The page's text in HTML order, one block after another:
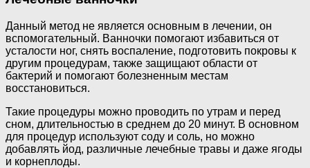
Данный метод не является основным в лечении, он
вспомогательный. Ванночки помогают избавиться от
усталости ног, снять воспаление, подготовить покровы к
другим процедурам, также защищают области от
бактерий и помогают болезненным местам
восстановиться.
Такие процедуры можно проводить по утрам и перед
сном, длительностью в среднем до 20 минут. В основном
для процедур используют соду и соль, но можно
добавлять йод, различные лечебные травы и даже ягоды
и корнеплоды.